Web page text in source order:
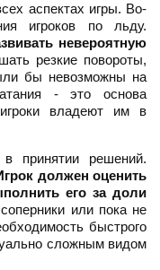
аспектах игры. Во-
игроков по льду.
невероятную
резкие повороты,
бы невозможны на
- это основа
владеют им в
в принятии решений.
должен оценить
его за доли
или пока не
быстрого
сложным видом